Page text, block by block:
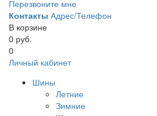
Перезвоните мне
Контакты Адрес/Телефон
В корзине
0 руб.
0
Личный кабинет
Шины
Летние
Зимние